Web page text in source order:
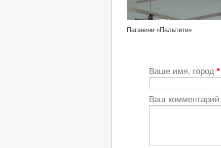
Паганини «Пальпити»
Ваше имя, город *
Ваш